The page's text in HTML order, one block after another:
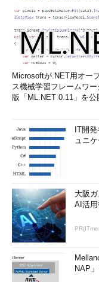
Microsoftが.NET用オー
ス機械学習フレームワ
版「ML.NET 0.11」を公
IT開
ュニ
大阪
AI活
NAP